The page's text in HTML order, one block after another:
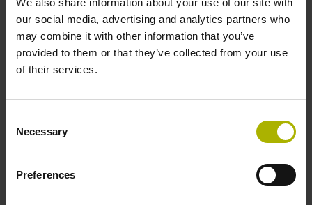
We also share information about your use of our site with
our social media, advertising and analytics partners who
may combine it with other information that you’ve
provided to them or that they’ve collected from your use
of their services.
Selection
Necessary
Preferences
C001 - Abstandscodierte Referenzmarken mit
Grundabstand 1000 x Teilungsperiode
Weitere Referenzmarken
keine
Spannungsversorgung